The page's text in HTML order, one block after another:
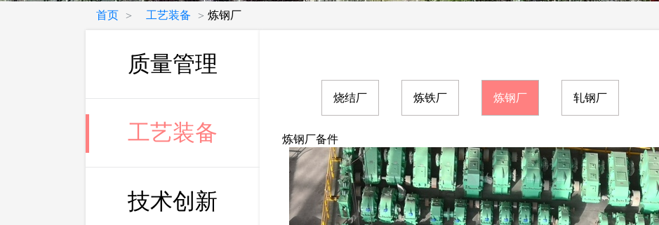
首页 > 工艺装备 > 炼钢厂
质量管理
工艺装备
技术创新
烧结厂 炼铁厂 炼钢厂 轧钢厂
炼钢厂备件